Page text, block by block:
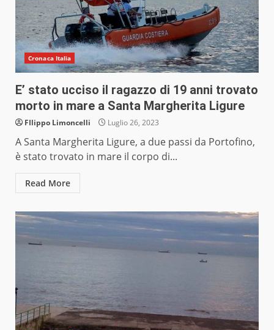
Cronaca Italia
E’ stato ucciso il ragazzo di 19 anni trovato
morto in mare a Santa Margherita Ligure
FIlippo Limoncelli Luglio 26, 2023
A Santa Margherita Ligure, a due passi da Portofino,
è stato trovato in mare il corpo di...
Read More